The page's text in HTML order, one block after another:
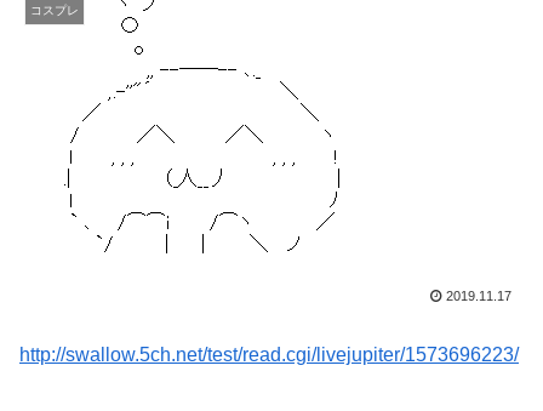
コスプレ
2019.11.17
http://swallow.5ch.net/test/read.cgi/livejupiter/1573696223/